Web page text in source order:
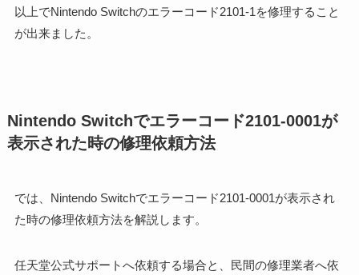
以上でNintendo Switchのエラーコード2101-1を修理すること
が出来ました。
Nintendo Switchでエラーコード2101-0001が
表示された時の修理依頼方法
では、Nintendo Switchでエラーコード2101-0001が表示され
た時の修理依頼方法を解説します。
任天堂公式サポートへ依頼する場合と、民間の修理業者へ依